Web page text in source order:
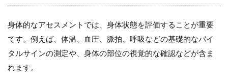
メント
ポイン
ト
10.1
地域の
身体的なアセスメントでは、身体状態を評価することが重要
です。例えば、体温、血圧、脈拍、呼吸などの基礎的なバイ
タルサインの測定や、身体の部位の視覚的な確認などが含ま
れます。